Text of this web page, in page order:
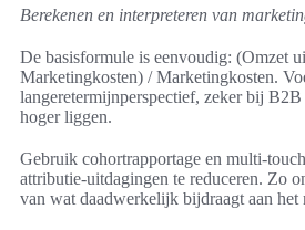
Berekenen en interpreteren van
De basisformule is eenvoudig: (Omzet
Marketingkosten) / Marketingkosten.
langeretermijnperspectief, zeker bij
hoger liggen.
Gebruik cohortrapportage en multi-
attributie-uitdagingen te reduceren. Zo
van wat daadwerkelijk bijdraagt aan het